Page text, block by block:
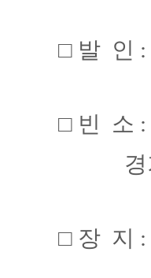
□ 발 인 :
□ 빈 소 :
경기
□ 장 지 :